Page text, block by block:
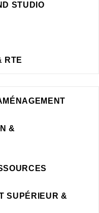
STUDIO
RTE
&
SUPÉRIEUR &